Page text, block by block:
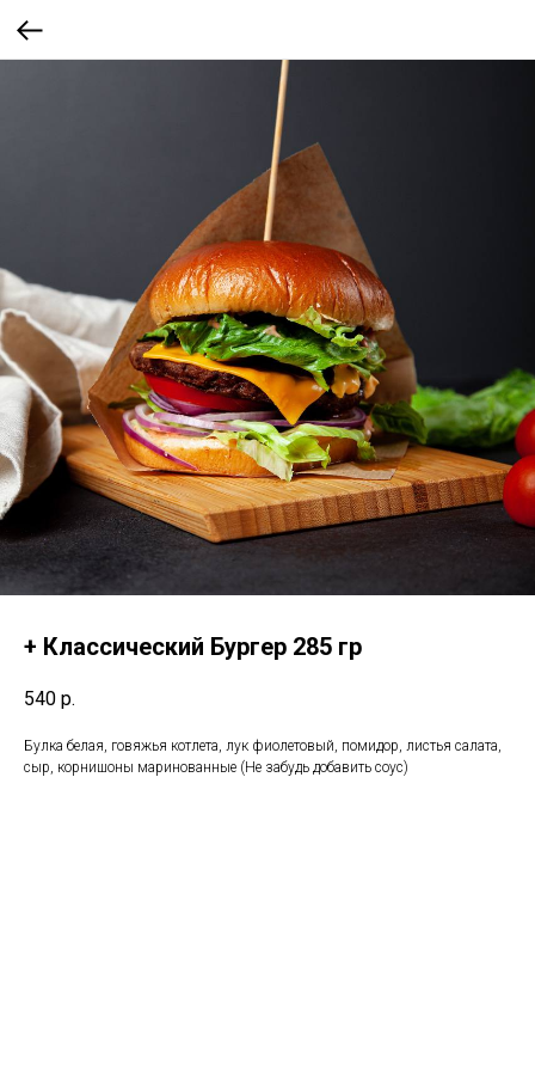
+ Классический Бургер 285 гр
540 р.
Булка белая, говяжья котлета, лук фиолетовый, помидор, листья салата,
сыр, корнишоны маринованные (Не забудь добавить соус)